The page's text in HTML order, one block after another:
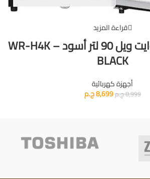
قراءة المزيد
ثلاجة ميني بار وايت ويل 90 لتر أسود – WR-H4K
BLACK
أجهزة كهربائية
8,999ج.م8,699ج.م